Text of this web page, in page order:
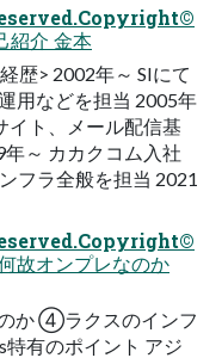
紹介 金本
歴> 2002年～ SIにて
用などを担当 2005年
イト、メール配信基
～ カカクコム入社
フラ全般を担当 2021
オンプレなのか
か ④ラクスのインフ
有のポイント アジ